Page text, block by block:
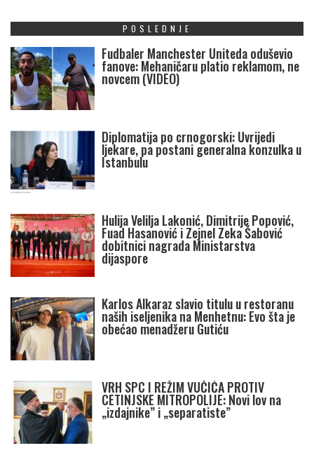
POSLEDNJE
Fudbaler Manchester Uniteda oduševio
fanove: Mehaničaru platio reklamom, ne
novcem (VIDEO)
Diplomatija po crnogorski: Uvrijedi
ljekare, pa postani generalna konzulka u
Istanbulu
Hulija Velilja Lakonić, Dimitrije Popović,
Fuad Hasanović i Zejnel Zeka Šabović
dobitnici nagrada Ministarstva
dijaspore
Karlos Alkaraz slavio titulu u restoranu
naših iseljenika na Menhetnu: Evo šta je
obećao menadžeru Gutiću
VRH SPC I REŽIM VUČIĆA PROTIV
CETINJSKE MITROPOLIJE: Novi lov na
„izdajnike” i „separatiste”